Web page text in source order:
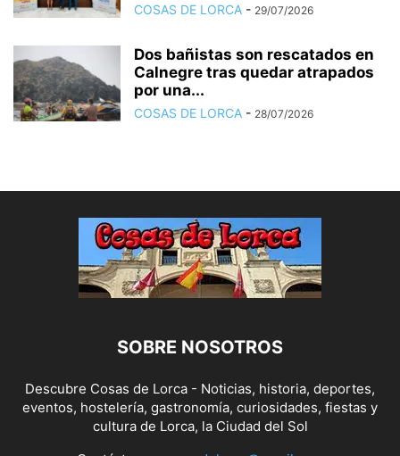
COSAS DE LORCA - 29/07/2026
Dos bañistas son rescatados en
Calnegre tras quedar atrapados
por una...
COSAS DE LORCA - 28/07/2026
SOBRE NOSOTROS
Descubre Cosas de Lorca - Noticias, historia, deportes,
eventos, hostelería, gastronomía, curiosidades, fiestas y
cultura de Lorca, la Ciudad del Sol